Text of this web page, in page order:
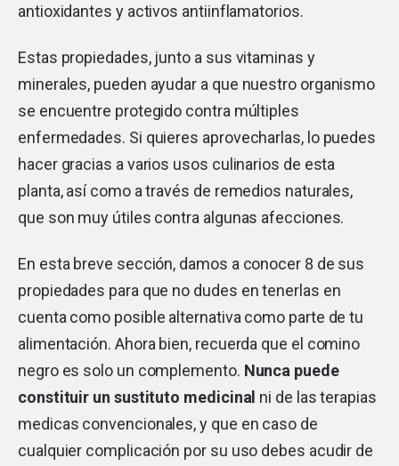
antioxidantes y activos antiinflamatorios.
Estas propiedades, junto a sus vitaminas y
minerales, pueden ayudar a que nuestro organismo
se encuentre protegido contra múltiples
enfermedades. Si quieres aprovecharlas, lo puedes
hacer gracias a varios usos culinarios de esta
planta, así como a través de remedios naturales,
que son muy útiles contra algunas afecciones.
En esta breve sección, damos a conocer 8 de sus
propiedades para que no dudes en tenerlas en
cuenta como posible alternativa como parte de tu
alimentación. Ahora bien, recuerda que el comino
negro es solo un complemento. Nunca puede
constituir un sustituto medicinal ni de las terapias
medicas convencionales, y que en caso de
cualquier complicación por su uso debes acudir de